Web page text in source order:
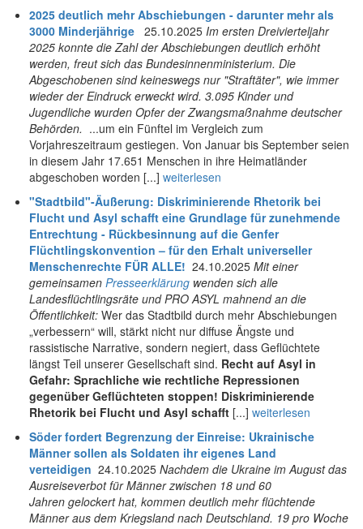
2025 deutlich mehr Abschiebungen - darunter mehr als
3000 Minderjährige 25.10.2025 Im ersten Dreivierteljahr
2025 konnte die Zahl der Abschiebungen deutlich erhöht
werden, freut sich das Bundesinnenministerium. Die
Abgeschobenen sind keineswegs nur "Straftäter", wie immer
wieder der Eindruck erweckt wird. 3.095 Kinder und
Jugendliche wurden Opfer der Zwangsmaßnahme deutscher
Behörden. ...um ein Fünftel im Vergleich zum
Vorjahreszeitraum gestiegen. Von Januar bis September seien
in diesem Jahr 17.651 Menschen in ihre Heimatländer
abgeschoben worden [...] weiterlesen
"Stadtbild"-Äußerung: Diskriminierende Rhetorik bei
Flucht und Asyl schafft eine Grundlage für zunehmende
Entrechtung - Rückbesinnung auf die Genfer
Flüchtlingskonvention – für den Erhalt universeller
Menschenrechte FÜR ALLE! 24.10.2025 Mit einer
gemeinsamen Presseerklärung wenden sich alle
Landesflüchtlingsräte und PRO ASYL mahnend an die
Öffentlichkeit: Wer das Stadtbild durch mehr Abschiebungen
„verbessern“ will, stärkt nicht nur diffuse Ängste und
rassistische Narrative, sondern negiert, dass Geflüchtete
längst Teil unserer Gesellschaft sind. Recht auf Asyl in
Gefahr: Sprachliche wie rechtliche Repressionen
gegenüber Geflüchteten stoppen! Diskriminierende
Rhetorik bei Flucht und Asyl schafft [...] weiterlesen
Söder fordert Begrenzung der Einreise: Ukrainische
Männer sollen als Soldaten ihr eigenes Land
verteidigen 24.10.2025 Nachdem die Ukraine im August das
Ausreiseverbot für Männer zwischen 18 und 60
Jahren gelockert hat, kommen deutlich mehr flüchtende
Männer aus dem Kriegsland nach Deutschland. 19 pro Woche